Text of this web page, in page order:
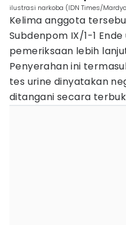
ilustrasi narkoba (IDN Times/
Kelima anggota
Subdenpom IX/1-1
pemeriksaan lebih
Penyerahan ini
tes urine dinyatakan
ditangani secara